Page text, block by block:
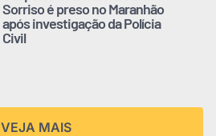
Sorriso é preso no Maranhão
após investigação da Polícia
Civil
VEJA MAIS